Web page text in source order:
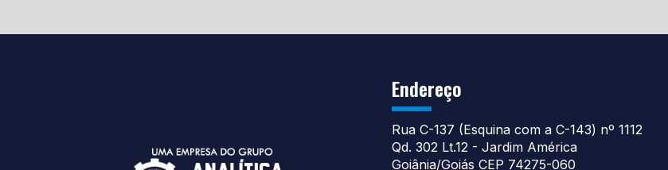
Endereço
Rua C-137 (Esquina com a C-143) nº 1112
Qd. 302 Lt.12 - Jardim América
Goiânia/Goiás CEP 74275-060